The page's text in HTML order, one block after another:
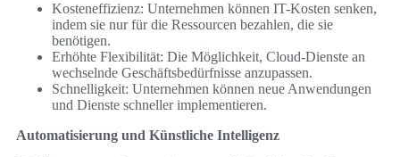
Kosteneffizienz: Unternehmen können IT-Kosten senken,
indem sie nur für die Ressourcen bezahlen, die sie
benötigen.
Erhöhte Flexibilität: Die Möglichkeit, Cloud-Dienste an
wechselnde Geschäftsbedürfnisse anzupassen.
Schnelligkeit: Unternehmen können neue Anwendungen
und Dienste schneller implementieren.
Automatisierung und Künstliche Intelligenz